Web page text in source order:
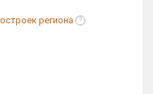
региона ?